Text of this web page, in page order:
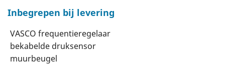
Inbegrepen bij levering
VASCO frequentieregelaar
bekabelde druksensor
muurbeugel